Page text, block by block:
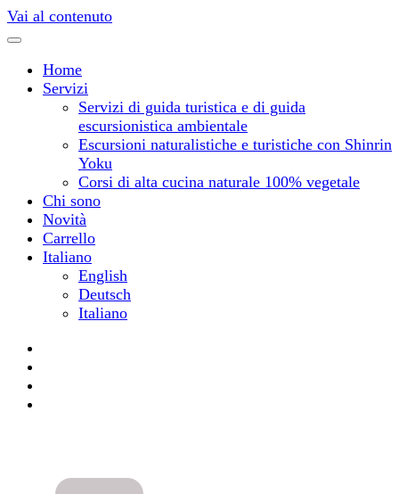
Vai al contenuto
Home
Servizi
Servizi di guida turistica e di guida
escursionistica ambientale
Escursioni naturalistiche e turistiche con Shinrin
Yoku
Corsi di alta cucina naturale 100% vegetale
Chi sono
Novità
Carrello
Italiano
English
Deutsch
Italiano